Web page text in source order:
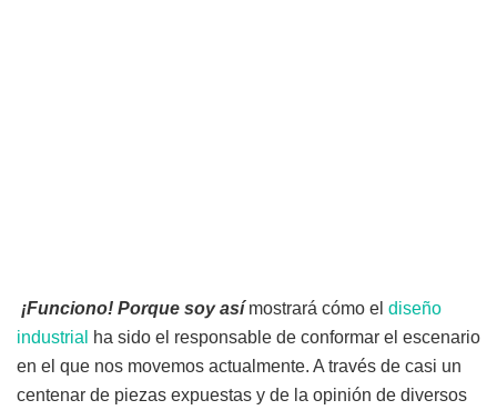
¡Funciono! Porque soy asímostrará cómo el diseño
industrial
ha sido el responsable de conformar el escenario
en el que nos movemos actualmente. A través de casi un
centenar de piezas expuestas y de la opinión de diversos